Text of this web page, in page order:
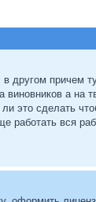
причем
виновников а
это сделать
работать вся